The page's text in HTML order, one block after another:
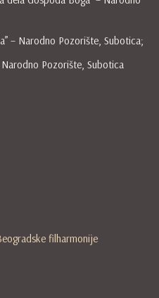
– Narodno Pozorište, Subotica;
Pozorište, Subotica
filharmonije